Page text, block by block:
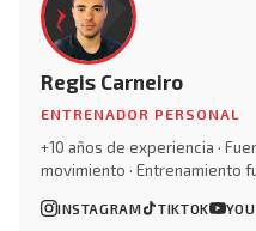
Regis Carneiro
ENTRENADOR PERSONAL
+10 años de experiencia ·
movimiento · Entrenamiento
INSTAGRAM TIKTOK